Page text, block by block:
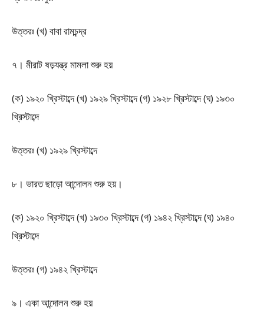
উত্তরঃ (খ) বাবা রামচন্দ্র
৭। মীরাট ষড়যন্ত্র মামলা শুরু হয়
(ক) ১৯২০ খ্রিস্টাব্দে (খ) ১৯২৯ খ্রিস্টাব্দে (গ) ১৯২৮ খ্রিস্টাব্দে (ঘ) ১৯৩০
খ্রিস্টাব্দে
উত্তরঃ (খ) ১৯২৯ খ্রিস্টাব্দে
৮। ভারত ছাড়ো আন্দোলন শুরু হয়।
(ক) ১৯২০ খ্রিস্টাব্দে (খ) ১৯৩০ খ্রিস্টাব্দে (গ) ১৯৪২ খ্রিস্টাব্দে (ঘ) ১৯৪০
খ্রিস্টাব্দে
উত্তরঃ (গ) ১৯৪২ খ্রিস্টাব্দে
৯। একা আন্দোলন শুরু হয়